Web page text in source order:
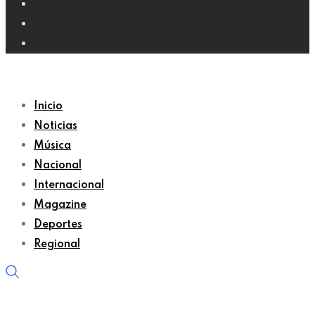
Inicio
Noticias
Música
Nacional
Internacional
Magazine
Deportes
Regional